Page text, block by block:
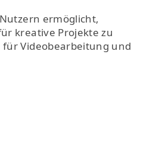
ermöglicht,
kreative Projekte zu
Videobearbeitung und